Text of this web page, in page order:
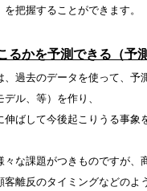
把握することができます。
るかを予測できる（予
、過去のデータを使って、予
ル、等）を作り、
伸ばして今後起こりうる事象
々な課題がつきものですが、
客離反のタイミングなどのよ